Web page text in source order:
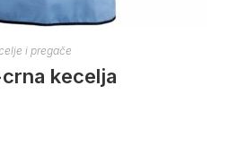
i pregače
kecelja